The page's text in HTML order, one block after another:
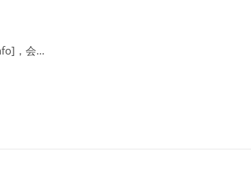
，会…